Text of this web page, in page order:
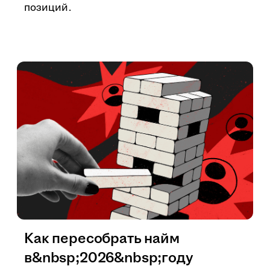
позиций.
Как пересобрать найм
в&nbsp;2026&nbsp;году